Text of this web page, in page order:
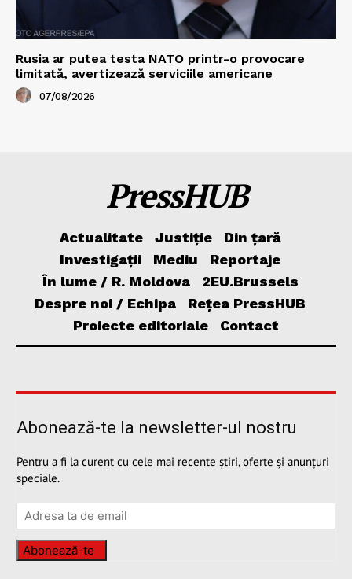
Rusia ar putea testa NATO printr-o provocare
limitată, avertizează serviciile americane
07/08/2026
PressHUB
Actualitate Justiție
Din țară
Investigații
Mediu
Reportaje
În lume / R. Moldova
2EU.Brussels
Despre noi / Echipa
Rețea PressHUB
Proiecte editoriale
Contact
Abonează-te la newsletter-ul nostru
Pentru a fi la curent cu cele mai recente știri, oferte și anunțuri
speciale.
Abonează-te